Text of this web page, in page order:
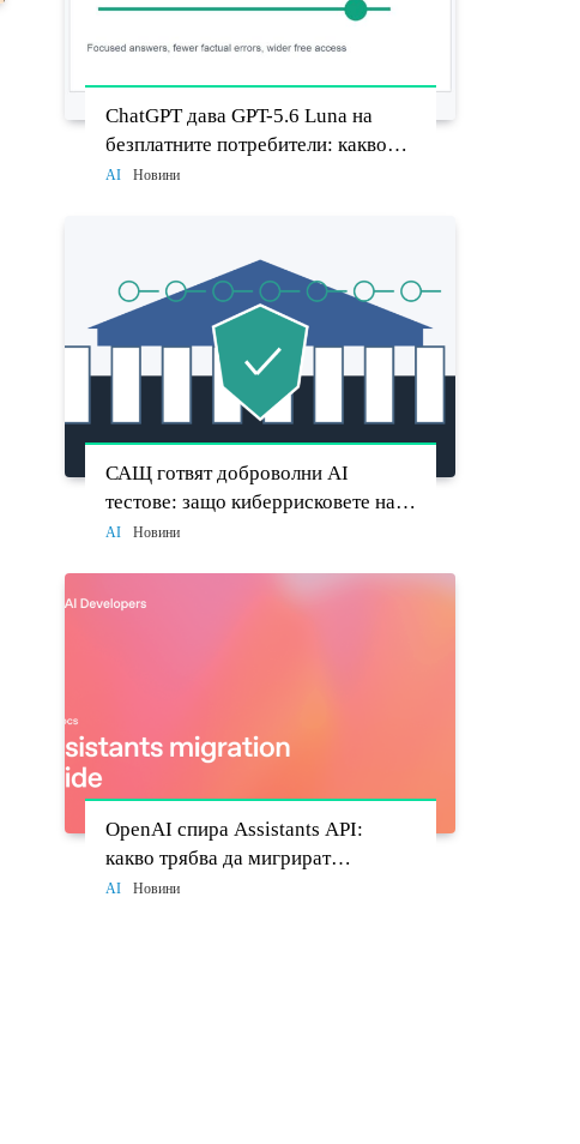
ChatGPT дава GPT-5.6 Luna на
безплатните потребители: какво
променят Think бутонът и новият
AI Новини
САЩ готвят доброволни AI
тестове: защо киберрисковете на
моделите стават политически
AI Новини
OpenAI спира Assistants API:
какво трябва да мигрират
разработчиците до 26 август
AI Новини